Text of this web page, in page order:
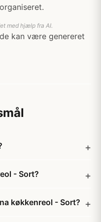
med hjælp fra AI.
kan være genereret
- Sort?
køkkenreol - Sort?